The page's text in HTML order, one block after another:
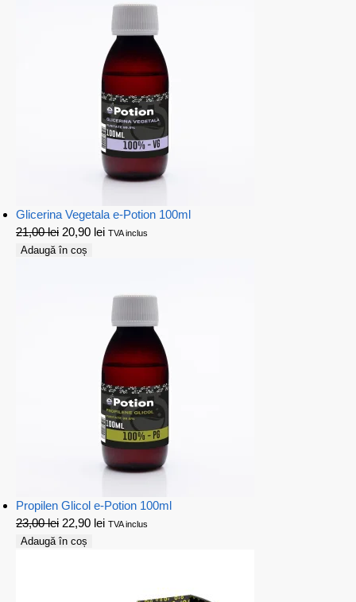
Glicerina Vegetala e-Potion 100ml
21,00lei 20,90 lei TVA inclus
Adaugă în coș
Propilen Glicol e-Potion 100ml
23,00lei 22,90 lei TVA inclus
Adaugă în coș